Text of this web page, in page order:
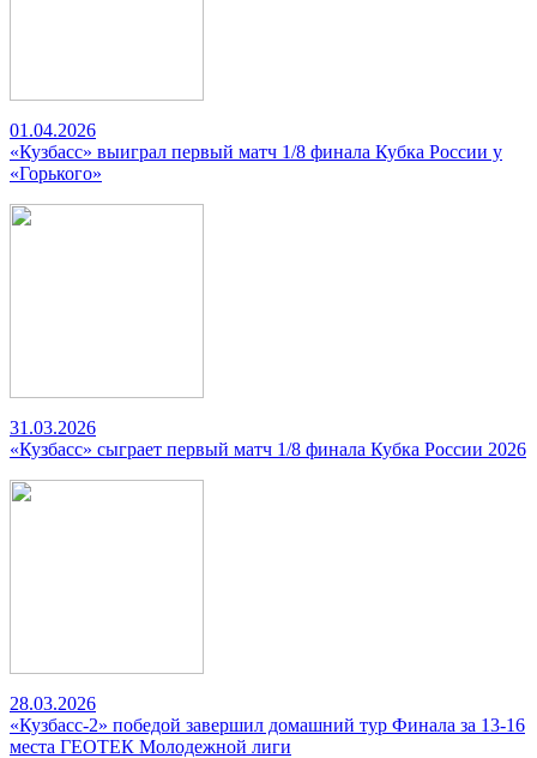
01.04.2026
«Кузбасс» выиграл первый матч 1/8 финала Кубка России у
«Горького»
31.03.2026
«Кузбасс» сыграет первый матч 1/8 финала Кубка России 2026
28.03.2026
«Кузбасс-2» победой завершил домашний тур Финала за 13-16
места ГЕОТЕК Молодежной лиги